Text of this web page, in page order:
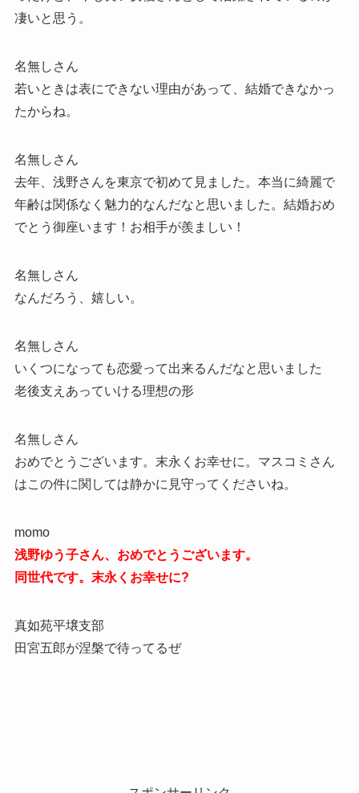
凄いと思う。
名無しさん
若いときは表にできない理由があって、結婚できなかっ
たからね。
名無しさん
去年、浅野さんを東京で初めて見ました。本当に綺麗で
年齢は関係なく魅力的なんだなと思いました。結婚おめ
でとう御座います！お相手が羨ましい！
名無しさん
なんだろう、嬉しい。
名無しさん
いくつになっても恋愛って出来るんだなと思いました
老後支えあっていける理想の形
名無しさん
おめでとうございます。末永くお幸せに。マスコミさん
はこの件に関しては静かに見守ってくださいね。
momo
浅野ゆう子さん、おめでとうございます。
同世代です。末永くお幸せに?
真如苑平壌支部
田宮五郎が涅槃で待ってるぜ